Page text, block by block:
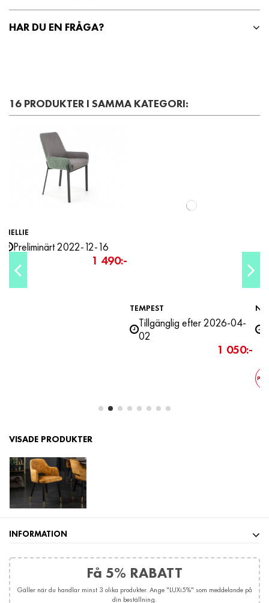
HAR DU EN FRÅGA?
16 PRODUKTER I SAMMA KATEGORI:
Tillgänglig efter 2026-04-
NORDIC XL
Leveranstid ca 2-4 veckor
1 490:-
VISADE PRODUKTER
INFORMATION
Få 5% RABATT
Gäller när du handlar minst 3 olika produkter. Ange "LUXi5%" som meddelande på
din beställning.